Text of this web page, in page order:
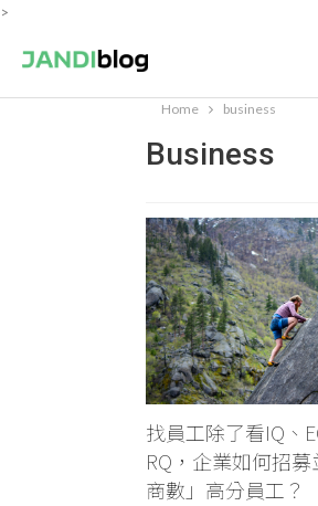
>
Home business
Business
找員工除了看IQ、
RQ，企業如何招
商數」高分員工？